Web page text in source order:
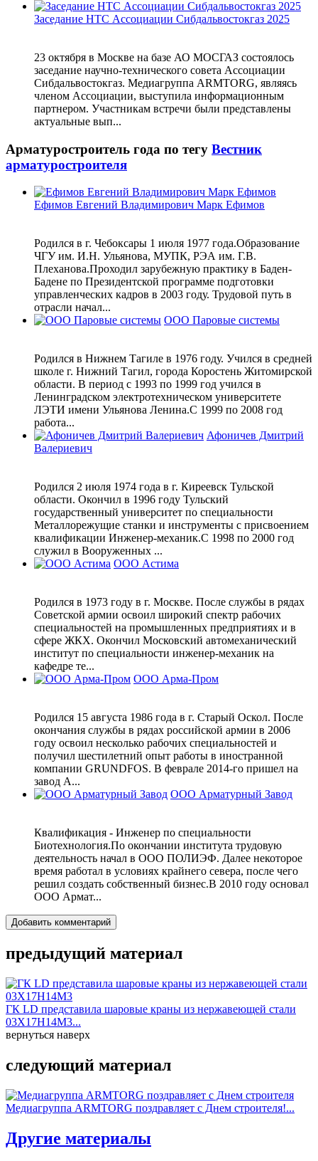
Заседание НТС Ассоциации Сибдальвостокгаз 2025
23 октября в Москве на базе АО МОСГАЗ состоялось
заседание научно-технического совета Ассоциации
Сибдальвостокгаз. Медиагруппа ARMTORG, являясь
членом Ассоциации, выступила информационным
партнером. Участникам встречи были представлены
актуальные вып...
Арматуростроитель года по тегу Вестник
арматуростроителя
Ефимов Евгений Владимирович Марк Ефимов
Родился в г. Чебоксары 1 июля 1977 года.Образование
ЧГУ им. И.Н. Ульянова, МУПК, РЭА им. Г.В.
Плеханова.Проходил зарубежную практику в Баден-
Бадене по Президентской программе подготовки
управленческих кадров в 2003 году. Трудовой путь в
отрасли начал...
ООО Паровые системы
Родился в Нижнем Тагиле в 1976 году. Учился в средней
школе г. Нижний Тагил, города Коростень Житомирской
области. В период с 1993 по 1999 год учился в
Ленинградском электротехническом университете
ЛЭТИ имени Ульянова Ленина.С 1999 по 2008 год
работа...
Афоничев Дмитрий
Валериевич
Родился 2 июля 1974 года в г. Киреевск Тульской
области. Окончил в 1996 году Тульский
государственный университет по специальности
Металлорежущие станки и инструменты с присвоением
квалификации Инженер-механик.С 1998 по 2000 год
служил в Вооруженных ...
ООО Астима
Родился в 1973 году в г. Москве. После службы в рядах
Советской армии освоил широкий спектр рабочих
специальностей на промышленных предприятиях и в
сфере ЖКХ. Окончил Московский автомеханический
институт по специальности инженер-механик на
кафедре те...
ООО Арма-Пром
Родился 15 августа 1986 года в г. Старый Оскол. После
окончания службы в рядах российской армии в 2006
году освоил несколько рабочих специальностей и
получил шестилетний опыт работы в иностранной
компании GRUNDFOS. В феврале 2014-го пришел на
завод А...
ООО Арматурный Завод
Квалификация - Инженер по специальности
Биотехнология.По окончании института трудовую
деятельность начал в ООО ПОЛИЭФ. Далее некоторое
время работал в условиях крайнего севера, после чего
решил создать собственный бизнес.В 2010 году основал
ООО Армат...
Добавить комментарий
предыдущий материал
ГК LD представила шаровые краны из нержавеющей стали
03Х17Н14М3...
вернуться наверх
следующий материал
Медиагруппа ARMTORG поздравляет с Днем строителя!...
Другие материалы